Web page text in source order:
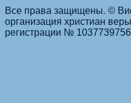
Навигация по
Все права защищены. ©
организация христиан
регистрации №